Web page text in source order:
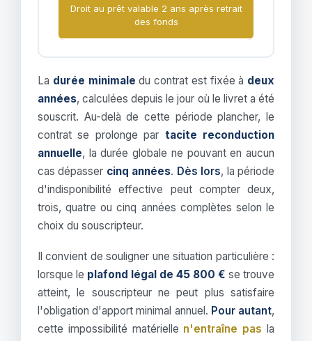
Droit au prêt valable 2 ans après retrait
des fonds
La durée minimale du contrat est fixée à deux
années, calculées depuis le jour où le livret a été
souscrit. Au-delà de cette période plancher, le
contrat se prolonge par tacite reconduction
annuelle, la durée globale ne pouvant en aucun
cas dépasser cinq années. Dès lors, la période
d'indisponibilité effective peut compter deux,
trois, quatre ou cinq années complètes selon le
choix du souscripteur.
Il convient de souligner une situation particulière :
lorsque le plafond légal de 45 800 € se trouve
atteint, le souscripteur ne peut plus satisfaire
l'obligation d'apport minimal annuel. Pour autant,
cette impossibilité matérielle n'entraîne pas la